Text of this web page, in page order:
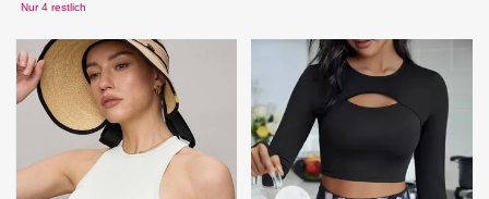
Nur 4 restlich